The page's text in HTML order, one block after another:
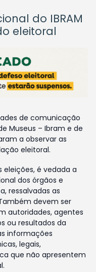
do IBRAM
eleitoral
de comunicação
Museus – Ibram e de
a observar as
eleitoral.
é vedada a
dos órgãos e
ressalvadas as
devem ser
autoridades, agentes
ou resultados da
informações
legais,
que não apresentem